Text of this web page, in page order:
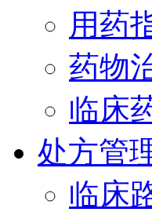
用药
药物
临床
处方管
临床